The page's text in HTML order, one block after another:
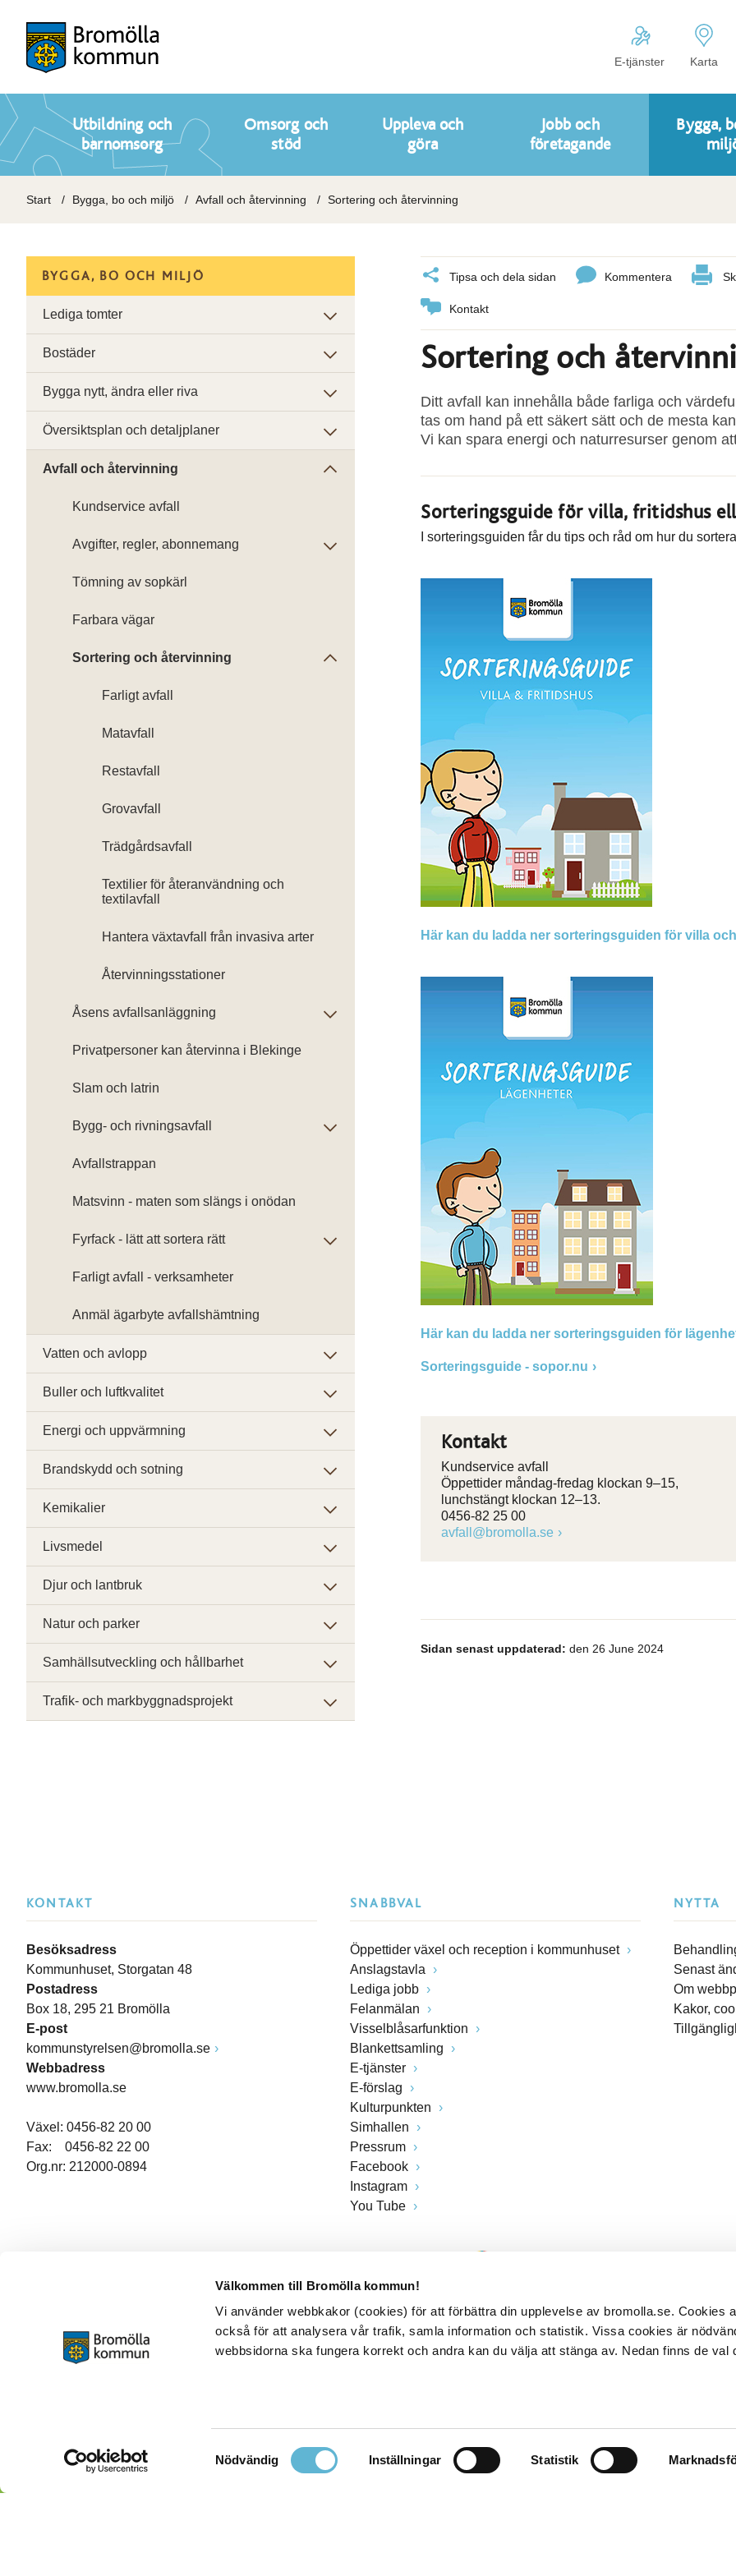
Välkommen till Bromölla kommun!
Vi använder webbkakor (cookies) för att förbättra din upplevelse av bromolla.se. Cookies
också för att analysera vår trafik, samla information och statistik. Vissa cookies är
webbsidorna ska fungera korrekt och andra kan du välja att stänga av. Nedan finns de val
Samtyckesval
Nödvändig Inställningar Statistik
E-tjänster Karta
Utbildning och
barnomsorg
Omsorg och
stöd
Uppleva och
göra
Jobb och
företagande
Bygga,
Start Bygga, bo och miljö Avfall och återvinning Sortering och återvinning
Tipsa och dela sidan Kommentera
Kontakt
Sortering och
Ditt avfall kan innehålla både farliga och
tas om hand på ett säkert sätt och de mesta
Vi kan spara energi och naturresurser genom
Sorteringsguide för villa, fritidshus
I sorteringsguiden får du tips och råd om hur du
Här kan du ladda ner sorteringsguiden för villa
Här kan du ladda ner sorteringsguiden för
Sorteringsguide - sopor.nu
Kontakt
Kundservice avfall
Öppettider måndag-fredag klockan 9–15,
lunchstängt klockan 12–13.
0456-82 25 00
avfall@bromolla.se
Sidan senast uppdaterad: den 26 June 2024
BYGGA, BO OCH MILJÖ
Lediga tomter
Bostäder
Bygga nytt, ändra eller riva
Översiktsplan och detaljplaner
Avfall och återvinning
Kundservice avfall
Avgifter, regler, abonnemang
Tömning av sopkärl
Farbara vägar
Sortering och återvinning
Farligt avfall
Matavfall
Restavfall
Grovavfall
Trädgårdsavfall
Textilier för återanvändning och
textilavfall
Hantera växtavfall från invasiva arter
Återvinningsstationer
Åsens avfallsanläggning
Privatpersoner kan återvinna i Blekinge
Slam och latrin
Bygg- och rivningsavfall
Avfallstrappan
Matsvinn - maten som slängs i onödan
Fyrfack - lätt att sortera rätt
Farligt avfall - verksamheter
Anmäl ägarbyte avfallshämtning
Vatten och avlopp
Buller och luftkvalitet
Energi och uppvärmning
Brandskydd och sotning
Kemikalier
Livsmedel
Djur och lantbruk
Natur och parker
Samhällsutveckling och hållbarhet
Trafik- och markbyggnadsprojekt
KONTAKT
Besöksadress
Kommunhuset, Storgatan 48
Postadress
Box 18, 295 21 Bromölla
E-post
kommunstyrelsen@bromolla.se
Webbadress
www.bromolla.se
Växel: 0456-82 20 00
Fax: 0456-82 22 00
Org.nr: 212000-0894
SNABBVAL
Öppettider växel och reception i kommunhuset
Anslagstavla
Lediga jobb
Felanmälan
Visselblåsarfunktion
Blankettsamling
E-tjänster
E-förslag
Kulturpunkten
Simhallen
Pressrum
Facebook
Instagram
You Tube
NYTTA
Senast
Om
Kakor,